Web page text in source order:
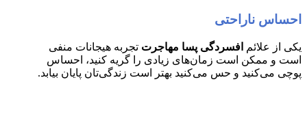
احساس ناراحتی
یکی از علائم افسردگی پسا مهاجرت تجربه هیجانات منفی
است و ممکن است زمان‌های زیادی را گریه کنید، احساس
پوچی می‌کنید و حس می‌کنید بهتر است زندگی‌تان پایان بیابد.